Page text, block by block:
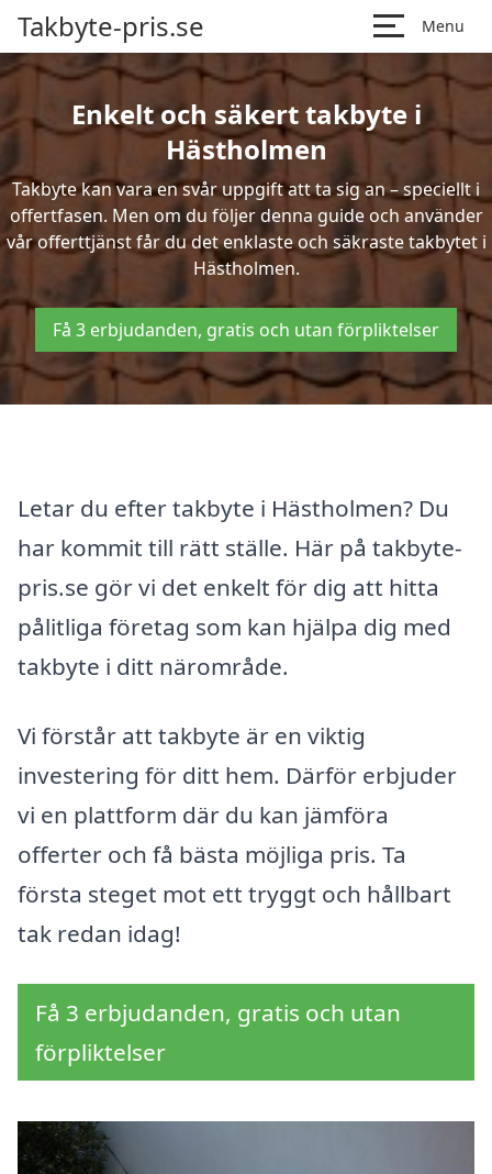
Takbyte-pris.se Menu
Enkelt och säkert takbyte i
Hästholmen
Takbyte kan vara en svår uppgift att ta sig an – speciellt i
offertfasen. Men om du följer denna guide och använder
vår offerttjänst får du det enklaste och säkraste takbytet i
Hästholmen.
Få 3 erbjudanden, gratis och utan förpliktelser
Letar du efter takbyte i Hästholmen? Du
har kommit till rätt ställe. Här på takbyte-
pris.se gör vi det enkelt för dig att hitta
pålitliga företag som kan hjälpa dig med
takbyte i ditt närområde.
Vi förstår att takbyte är en viktig
investering för ditt hem. Därför erbjuder
vi en plattform där du kan jämföra
offerter och få bästa möjliga pris. Ta
första steget mot ett tryggt och hållbart
tak redan idag!
Få 3 erbjudanden, gratis och utan
förpliktelser